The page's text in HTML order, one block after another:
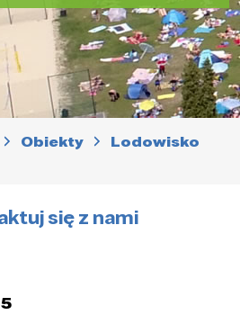
Obiekty
Lodowisko
się z nami